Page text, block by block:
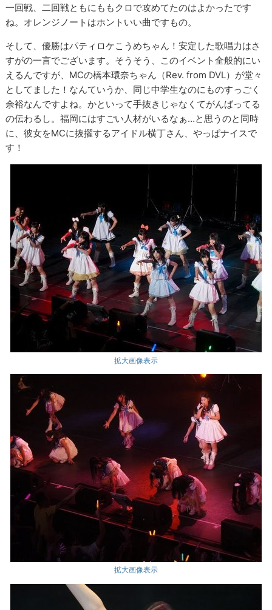
一回戦、二回戦ともにももクロで攻めてたのはよかったです
ね。オレンジノートはホントいい曲ですもの。
そして、優勝はパティロケこうめちゃん！安定した歌唱力はさ
すがの一言でございます。そうそう、このイベント全般的にい
えるんですが、MCの橋本環奈ちゃん（Rev. from DVL）が堂々
としてました！なんていうか、同じ中学生なのにものすっごく
余裕なんですよね。かといって手抜きじゃなくてがんばってる
の伝わるし。福岡にはすごい人材がいるなぁ…と思うのと同時
に、彼女をMCに抜擢するアイドル横丁さん、やっぱナイスで
す！
拡大画像表示
拡大画像表示